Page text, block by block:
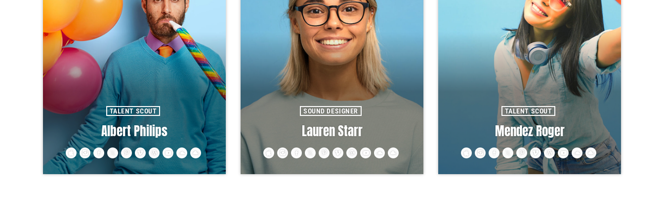
TALENT SCOUT
Albert Philips
Cras ultricies purus cursus imperdiet vehicula. In
SOUND DESIGNER
Lauren Starr
Vivamus ac arcu mollis, auctor elit eget, efficitur
TALENT SCOUT
Mendez Roger
Ut convallis bibendum vehicula. Quisque sit amet